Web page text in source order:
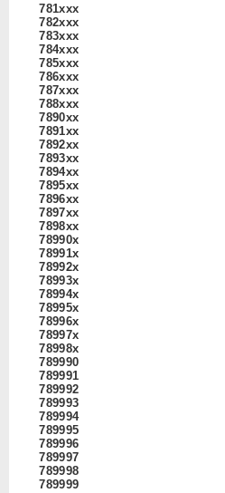
781xxx
782xxx
783xxx
784xxx
785xxx
786xxx
787xxx
788xxx
7890xx
7891xx
7892xx
7893xx
7894xx
7895xx
7896xx
7897xx
7898xx
78990x
78991x
78992x
78993x
78994x
78995x
78996x
78997x
78998x
789990
789991
789992
789993
789994
789995
789996
789997
789998
789999